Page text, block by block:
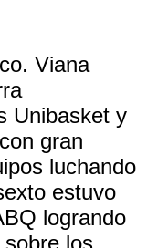
Viana
Unibasket y
gran
luchando
estuvo
logrando
los